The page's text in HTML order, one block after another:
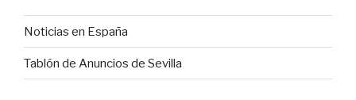
Noticias en España
Tablón de Anuncios de Sevilla